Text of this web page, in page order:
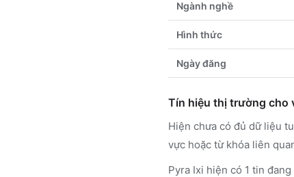
Ngành nghề
Hình thức
Ngày đăng
Tín hiệu thị trường cho
Hiện chưa có đủ dữ liệu
vực hoặc từ khóa liên
Pyra Ixi hiện có 1 tin